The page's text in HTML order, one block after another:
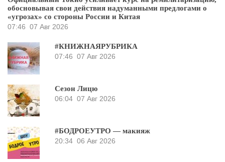
обосновывая свои действия надуманными предлогами о
«угрозах» со стороны России и Китая
07:46 07 Авг 2026
#КНИЖНАЯРУБРИКА
07:46 07 Авг 2026
Сезон Лицю
06:04 07 Авг 2026
#БОДРОЕУТРО — макияж
20:34 06 Авг 2026